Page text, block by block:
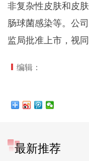
非复杂性皮肤和皮
肠球菌感染等。公
监局批准上市，视
编辑：
最新推荐